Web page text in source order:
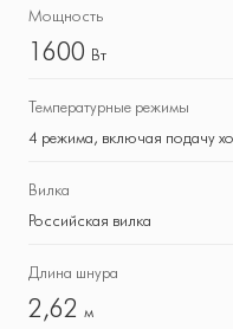
Мощность
1600 Вт
Температурные режимы
4 режима, включая подачу
Вилка
Российская вилка
Длина шнура
2,62 м